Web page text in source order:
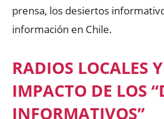
prensa, los desiertos
información en Chile.
RADIOS LOCALES
IMPACTO DE LOS
INFORMATIVOS”